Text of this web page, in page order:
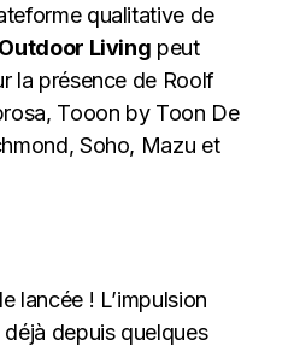
qualitative de
Outdoor Living peut
la présence de Roolf
Tooon by Toon De
Soho, Mazu et
lancée ! L’impulsion
depuis quelques